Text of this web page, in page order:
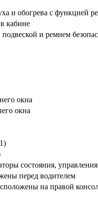
и обогрева с функцией
кабине
и ремнем
окна
окна
состояния,
перед водителем
на правой